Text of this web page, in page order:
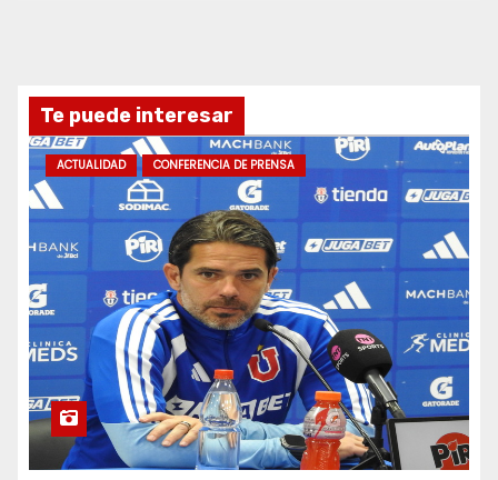
Te puede interesar
ACTUALIDAD CONFERENCIA DE PRENSA